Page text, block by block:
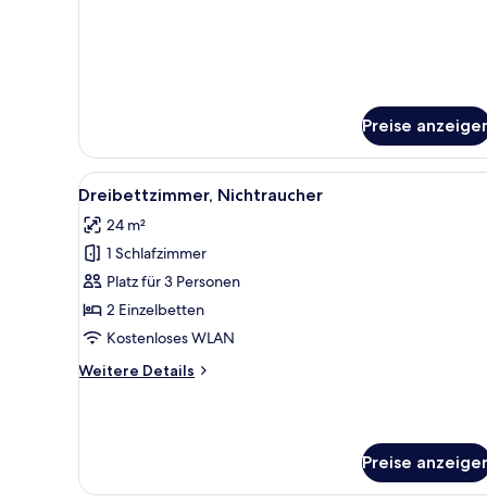
Preise
Alle
Fotos
für
Dreibettzimmer,
Nichtraucher
anzeigen
Ein Hotelzimmer mit zwei
7
Dreibettzimmer, Nichtraucher
24 m²
1 Schlafzimmer
Platz für 3 Personen
2 Einzelbetten
Kostenloses WLAN
Weitere Details
Weitere
Preise